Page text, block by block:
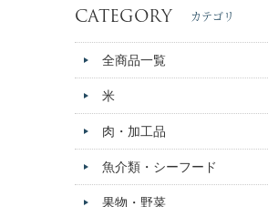
CATEGORY カテゴリ
全商品一覧
米
肉・加工品
魚介類・シーフード
果物・野菜